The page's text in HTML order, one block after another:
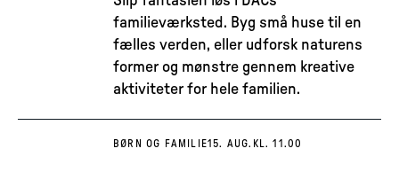
familieværksted. Byg små huse til en
fælles verden, eller udforsk naturens
former og mønstre gennem kreative
aktiviteter for hele familien.
BØRN OG FAMILIE15. AUG. KL. 11.00